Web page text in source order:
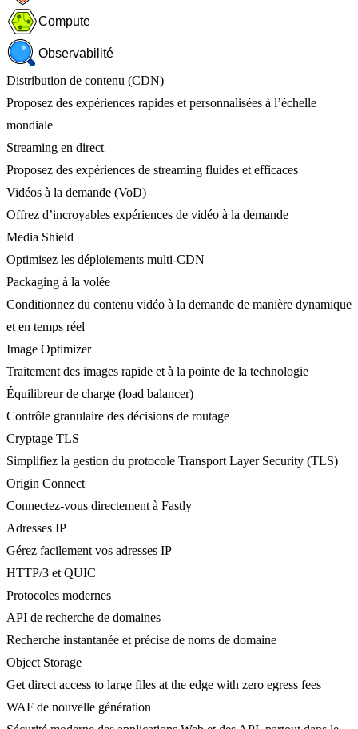
Compute
Observabilité
Distribution de contenu (CDN)
Proposez des expériences rapides et personnalisées à l’échelle
mondiale
Streaming en direct
Proposez des expériences de streaming fluides et efficaces
Vidéos à la demande (VoD)
Offrez d’incroyables expériences de vidéo à la demande
Media Shield
Optimisez les déploiements multi-CDN
Packaging à la volée
Conditionnez du contenu vidéo à la demande de manière dynamique
et en temps réel
Image Optimizer
Traitement des images rapide et à la pointe de la technologie
Équilibreur de charge (load balancer)
Contrôle granulaire des décisions de routage
Cryptage TLS
Simplifiez la gestion du protocole Transport Layer Security (TLS)
Origin Connect
Connectez-vous directement à Fastly
Adresses IP
Gérez facilement vos adresses IP
HTTP/3 et QUIC
Protocoles modernes
API de recherche de domaines
Recherche instantanée et précise de noms de domaine
Object Storage
Get direct access to large files at the edge with zero egress fees
WAF de nouvelle génération